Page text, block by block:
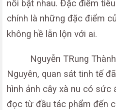
nổi bật nhau. Đặc điểm
chính là những đặc điểm
không hề lẫn lộn với ai.
Nguyễn TRung
Nguyên, quan sát tinh tế
hình ảnh cây xà nu có sức
đọc từ đầu tác phẩm đến